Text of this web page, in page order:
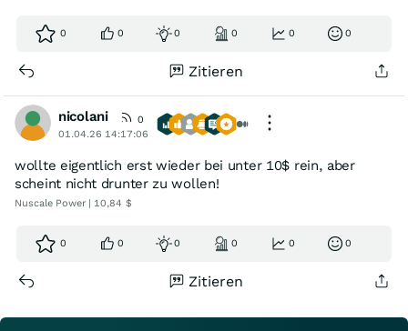
0 0 0 0 0 0
Zitieren
nicolani
0
01.04.26 14:17:06
wollte eigentlich erst wieder bei unter 10$ rein, aber
scheint nicht drunter zu wollen!
Nuscale Power | 10,84 $
0 0 0 0 0 0
Zitieren